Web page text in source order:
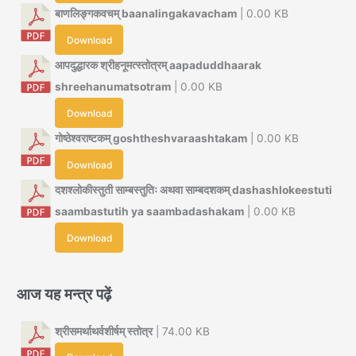
बाणलिङ्गकवचम् baanalingakavacham | 0.00 KB
Download
आपदुद्धारक श्रीहनूमत्स्तोत्रम् aapaduddhaarak
shreehanumatsotram | 0.00 KB
Download
गोष्ठेश्वराष्टकम् goshtheshvaraashtakam | 0.00 KB
Download
दशश्लोकीस्तुती साम्बस्तुतिः अथवा साम्बदशकम् dashashlokeestuti
saambastutih ya saambadashakam | 0.00 KB
Download
आज यह मन्त्र पढ़ें
श्रीसमर्थाथर्वशीर्षम् स्तोत्र| 74.00 KB